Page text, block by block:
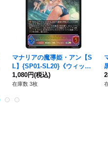
マナリアの魔導姫・アン【S
L】{SP01-SL20}《ウィッ
チ》
1,080円(税込)
在庫数 3枚
-